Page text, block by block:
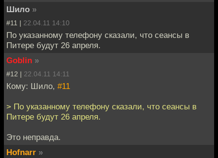
Шило »
#11 | 22.04.11 14:10
По указанному телефону сказали, что сеансы в
Питере будут 26 апреля.
Goblin »
#12 | 22.04.11 14:11
Кому: Шило, #11
> По указанному телефону сказали, что сеансы в
Питере будут 26 апреля.
Это неправда.
Hofnarr »